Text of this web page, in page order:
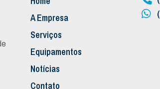
A Empresa
Serviços
Equipamentos
Notícias
Contato